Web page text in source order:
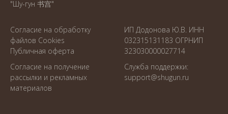
"Шу-гун 书宫"
Согласие на обработку
файлов Cookies
Публичная оферта
Согласие на получение
рассылки и рекламных
материалов
ИП Додонова Ю.В. ИНН
032315131183 ОГРНИП
323030000027714
Служба поддержки:
support@shugun.ru